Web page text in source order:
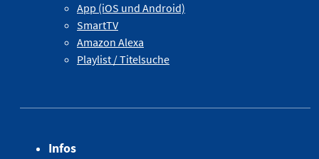
App (iOS und Android)
SmartTV
Amazon Alexa
Playlist / Titelsuche
Infos